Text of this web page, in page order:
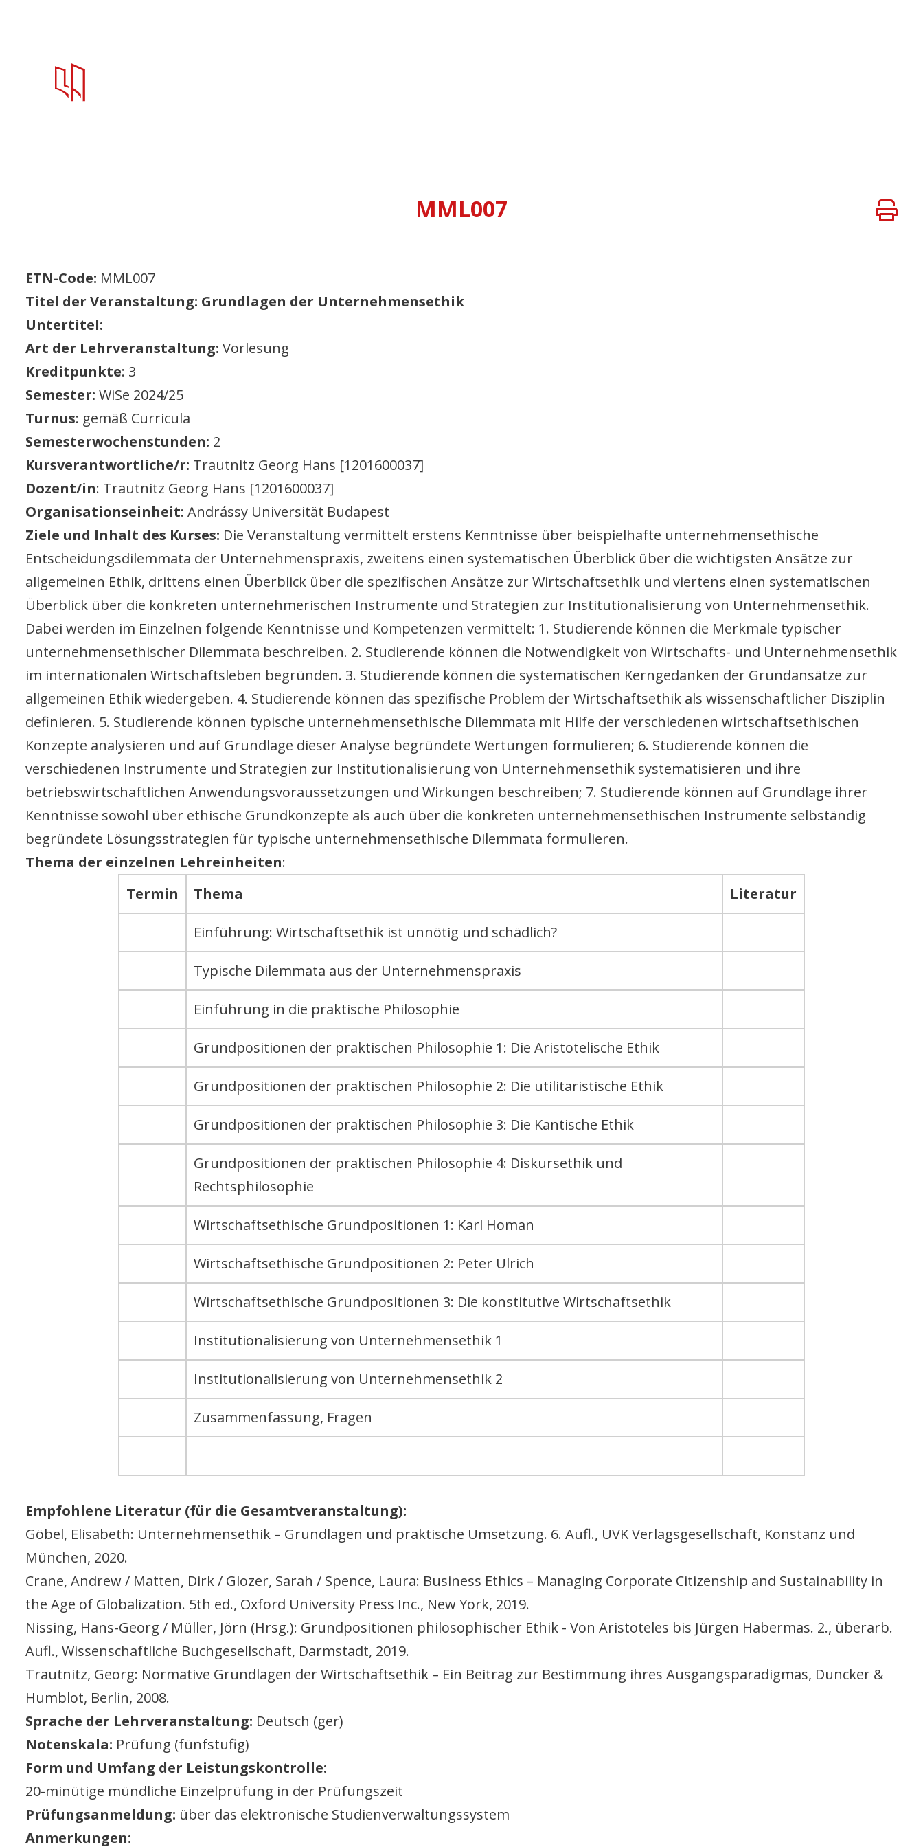
MML007
ETN-Code: MML007
Titel der Veranstaltung: Grundlagen der Unternehmensethik
Untertitel:
Art der Lehrveranstaltung: Vorlesung
Kreditpunkte: 3
Semester: WiSe 2024/25
Turnus: gemäß Curricula
Semesterwochenstunden: 2
Kursverantwortliche/r: Trautnitz Georg Hans [1201600037]
Dozent/in: Trautnitz Georg Hans [1201600037]
Organisationseinheit: Andrássy Universität Budapest
Ziele und Inhalt des Kurses: Die Veranstaltung vermittelt erstens Kenntnisse über beispielhafte unternehmensethische
Entscheidungsdilemmata der Unternehmenspraxis, zweitens einen systematischen Überblick über die wichtigsten Ansätze zur
allgemeinen Ethik, drittens einen Überblick über die spezifischen Ansätze zur Wirtschaftsethik und viertens einen systematischen
Überblick über die konkreten unternehmerischen Instrumente und Strategien zur Institutionalisierung von Unternehmensethik.
Dabei werden im Einzelnen folgende Kenntnisse und Kompetenzen vermittelt: 1. Studierende können die Merkmale typischer
unternehmensethischer Dilemmata beschreiben. 2. Studierende können die Notwendigkeit von Wirtschafts- und Unternehmensethik
im internationalen Wirtschaftsleben begründen. 3. Studierende können die systematischen Kerngedanken der Grundansätze zur
allgemeinen Ethik wiedergeben. 4. Studierende können das spezifische Problem der Wirtschaftsethik als wissenschaftlicher Disziplin
definieren. 5. Studierende können typische unternehmensethische Dilemmata mit Hilfe der verschiedenen wirtschaftsethischen
Konzepte analysieren und auf Grundlage dieser Analyse begründete Wertungen formulieren; 6. Studierende können die
verschiedenen Instrumente und Strategien zur Institutionalisierung von Unternehmensethik systematisieren und ihre
betriebswirtschaftlichen Anwendungsvoraussetzungen und Wirkungen beschreiben; 7. Studierende können auf Grundlage ihrer
Kenntnisse sowohl über ethische Grundkonzepte als auch über die konkreten unternehmensethischen Instrumente selbständig
begründete Lösungsstrategien für typische unternehmensethische Dilemmata formulieren.
Thema der einzelnen Lehreinheiten:
Termin
Thema Literatur
Einführung: Wirtschaftsethik ist unnötig und schädlich?
Typische Dilemmata aus der Unternehmenspraxis
Einführung in die praktische Philosophie
Grundpositionen der praktischen Philosophie 1: Die Aristotelische Ethik
Grundpositionen der praktischen Philosophie 2: Die utilitaristische Ethik
Grundpositionen der praktischen Philosophie 3: Die Kantische Ethik
Grundpositionen der praktischen Philosophie 4: Diskursethik und
Rechtsphilosophie
Wirtschaftsethische Grundpositionen 1: Karl Homan
Wirtschaftsethische Grundpositionen 2: Peter Ulrich
Wirtschaftsethische Grundpositionen 3: Die konstitutive Wirtschaftsethik
Institutionalisierung von Unternehmensethik 1
Institutionalisierung von Unternehmensethik 2
Zusammenfassung, Fragen
Empfohlene Literatur (für die Gesamtveranstaltung):
Göbel, Elisabeth: Unternehmensethik – Grundlagen und praktische Umsetzung. 6. Aufl., UVK Verlagsgesellschaft, Konstanz und
München, 2020.
Crane, Andrew / Matten, Dirk / Glozer, Sarah / Spence, Laura: Business Ethics – Managing Corporate Citizenship and Sustainability in
the Age of Globalization. 5th ed., Oxford University Press Inc., New York, 2019.
Nissing, Hans-Georg / Müller, Jörn (Hrsg.): Grundpositionen philosophischer Ethik - Von Aristoteles bis Jürgen Habermas. 2., überarb.
Aufl., Wissenschaftliche Buchgesellschaft, Darmstadt, 2019.
Trautnitz, Georg: Normative Grundlagen der Wirtschaftsethik – Ein Beitrag zur Bestimmung ihres Ausgangsparadigmas, Duncker &
Humblot, Berlin, 2008.
Sprache der Lehrveranstaltung: Deutsch (ger)
Notenskala: Prüfung (fünfstufig)
Form und Umfang der Leistungskontrolle:
20-minütige mündliche Einzelprüfung in der Prüfungszeit
Prüfungsanmeldung: über das elektronische Studienverwaltungssystem
Anmerkungen: